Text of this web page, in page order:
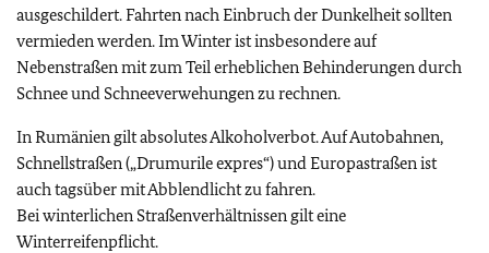
ausgeschildert. Fahrten nach Einbruch der Dunkelheit sollten
vermieden werden. Im Winter ist insbesondere auf
Nebenstraßen mit zum Teil erheblichen Behinderungen durch
Schnee und Schneeverwehungen zu rechnen.
In Rumänien gilt absolutes Alkoholverbot. Auf Autobahnen,
Schnellstraßen („Drumurile expres“) und Europastraßen ist
auch tagsüber mit Abblendlicht zu fahren.
Bei winterlichen Straßenverhältnissen gilt eine
Winterreifenpflicht.